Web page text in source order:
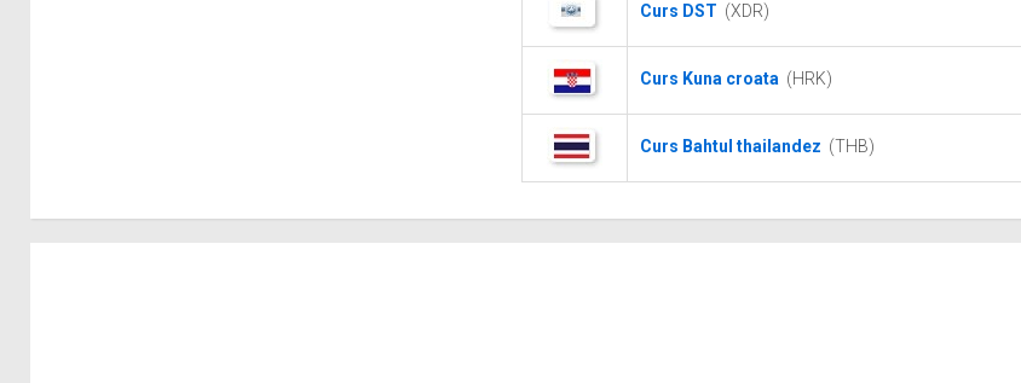
Curs DST (XDR)
Curs Kuna croata (HRK)
Curs Bahtul thailandez (THB)